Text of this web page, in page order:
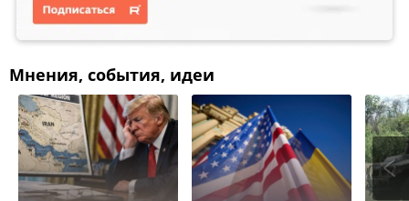
Мнения, события, идеи